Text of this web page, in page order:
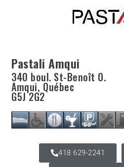
Pastali Amqui
340 boul. St-Benoît O.
Amqui, Québec
G5J 2G2
418 629-2241